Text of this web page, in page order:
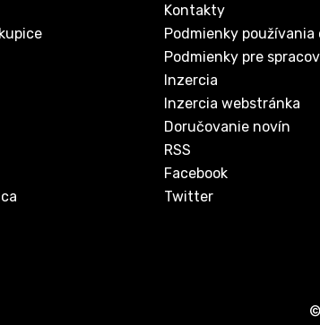
Kontakty
Podmienky používania
Podmienky pre
Inzercia
Inzercia webstránka
Doručovanie novín
RSS
Facebook
Twitter